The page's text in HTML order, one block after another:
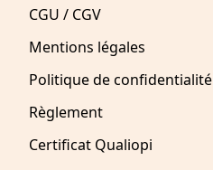
CGU / CGV
Mentions légales
Politique de confidentialité
Règlement
Certificat Qualiopi